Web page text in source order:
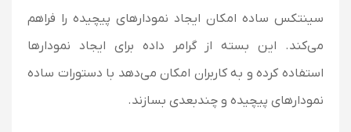
سینتکس ساده امکان ایجاد نمودارهای پیچیده را فراهم
می‌کند. این بسته از گرامر داده برای ایجاد نمودارها
استفاده کرده و به کاربران امکان می‌دهد با دستورات ساده
نمودارهای پیچیده و چندبعدی بسازند.